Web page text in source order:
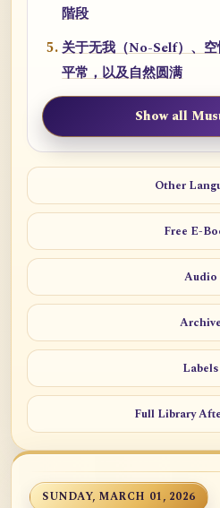
階段
关于无我（No-Self）、
平常，以及自然圆满
Show all
Other
Free E-
Audio
Archive
Labels
Full Library
SUNDAY, MARCH 01, 2026